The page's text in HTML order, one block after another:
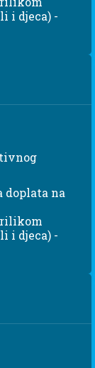
i djeca) -
doplata na
i djeca) -